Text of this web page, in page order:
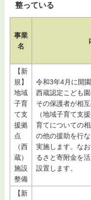
整っている
事業
名
【新
規】
地域
子育
て支
援拠
点
（西
蔵）
施設
整備
令和3年4月に開
西蔵認定こども
その保護者が相
（地域子育て支
育てについての
の他の援助を行
実施します。な
るさと寄附金を
設置します。
【新